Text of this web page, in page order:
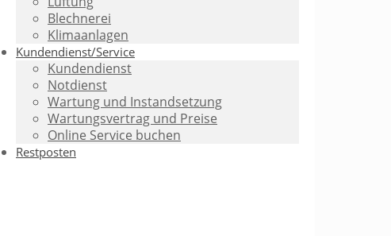
Blechnerei
Klimaanlagen
Kundendienst/Service
Kundendienst
Notdienst
Wartung und Instandsetzung
Wartungsvertrag und Preise
Online Service buchen
Restposten